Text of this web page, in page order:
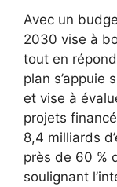
Avec un
2030 vise à
tout en
plan s’appuie
et vise à
projets
8,4 milliards
près de 60 %
soulignant